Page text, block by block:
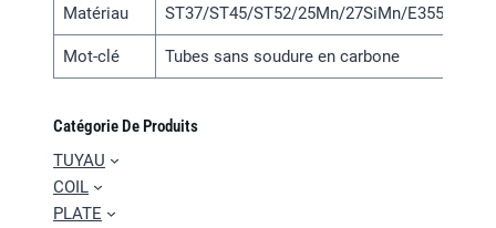
Matériau ST37/ST45/ST52/25Mn/27SiMn/E355/
Mot-clé Tubes sans soudure en carbone
Catégorie De Produits
TUYAU
COIL
PLATE